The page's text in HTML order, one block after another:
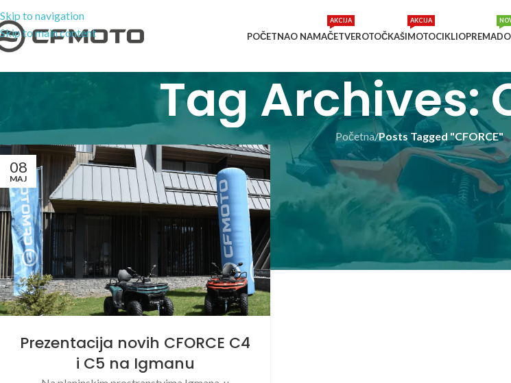
Skip to navigation
Skip to main content
POČETNAO NAMAČETVEROTOČKAŠI
AKCIJA
MOTOCIKLI
AKCIJA
OPREMA
Tag Archives:
Početna/Posts Tagged "CFORCE"
08
MAJ
Prezentacija novih CFORCE C4
i C5 na Igmanu